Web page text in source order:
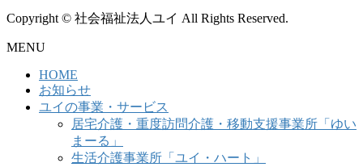
Copyright © 社会福祉法人ユイ All Rights Reserved.
MENU
HOME
お知らせ
ユイの事業・サービス
居宅介護・重度訪問介護・移動支援事業所「ゆい
まーる」
生活介護事業所「ユイ・ハート」